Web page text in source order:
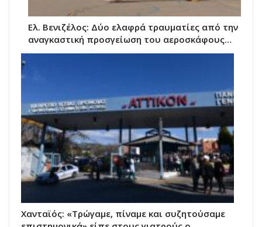
Ελ. Βενιζέλος: Δύο ελαφρά τραυματίες από την
αναγκαστική προσγείωση του αεροσκάφους…
Χανταϊός: «Τρώγαμε, πίναμε και συζητούσαμε